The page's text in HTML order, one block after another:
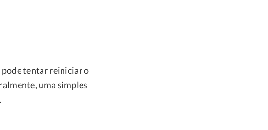
pode tentar reiniciar o
uma simples